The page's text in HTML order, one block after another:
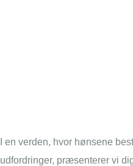
I en verden, hvor hønsene
udfordringer, præsenterer vi